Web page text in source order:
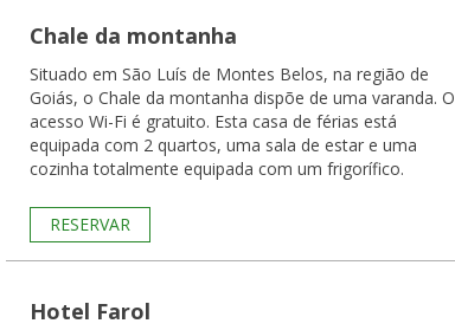
Chale da montanha
Situado em São Luís de Montes Belos, na região de
Goiás, o Chale da montanha dispõe de uma varanda. O
acesso Wi-Fi é gratuito. Esta casa de férias está
equipada com 2 quartos, uma sala de estar e uma
cozinha totalmente equipada com um frigorífico.
RESERVAR
Hotel Farol